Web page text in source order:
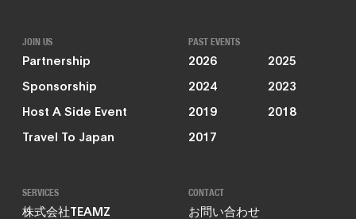
JOIN US
Partnership
Sponsorship
Host A Side Event
Travel To Japan
PAST EVENTS
2026
2025
2024
2023
2019
2018
2017
SERVICES
株式会社TEAMZ
CONTACT
お問い合わせ